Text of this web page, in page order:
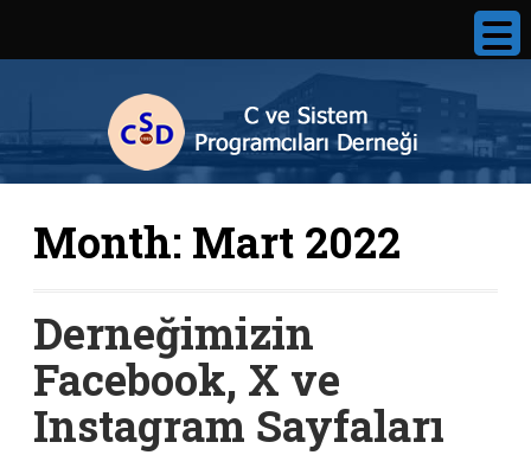
Month: Mart 2022
Derneğimizin
Facebook, X ve
Instagram Sayfaları